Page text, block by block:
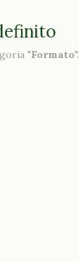
"Formato".